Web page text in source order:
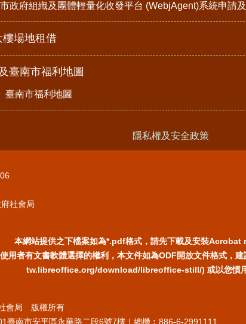
政府組織及團體輕量化收發平台 (WebjAgent)系統申請
場地租借
臺南市福利地圖
臺南市福利地圖
隱私權及安全政策
社會局
本網站提供之下檔案如為*.pdf格式，請先下載及安裝Acrobat
用者有文書軟體選擇的權利，本文件如為ODF開放文件格式，
tw.libreoffice.org/download/libreoffice-still/) 或以您慣用
會局 版權所有
臺南市安平區永華路二段6號7樓｜總機︰886-6-2991111